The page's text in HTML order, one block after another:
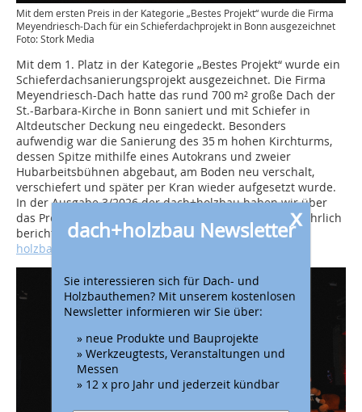
Mit dem ersten Preis in der Kategorie „Bestes Projekt“ wurde die Firma
Meyendriesch-Dach für ein Schieferdachprojekt in Bonn ausgezeichnet
Foto: Stork Media
Mit dem 1. Platz in der Kategorie „Bestes Projekt“ wurde ein
Schieferdachsanierungsprojekt ausgezeichnet. Die Firma
Meyendriesch-Dach hatte das rund 700 m² große Dach der
St.-Barbara-Kirche in Bonn saniert und mit Schiefer in
Altdeutscher Deckung neu eingedeckt. Besonders
aufwendig war die Sanierung des 35 m hohen Kirchturms,
dessen Spitze mithilfe eines Autokrans und zweier
Hubarbeitsbühnen abgebaut, am Boden neu verschalt,
verschiefert und später per Kran wieder aufgesetzt wurde.
In der Ausgabe 3/2026 der dach+holzbau haben wir über
das Projekt und die Firma Meyendriesch bereits ausführlich
berichtet (siehe online unterwww.dach-
holzbau.de/meyendriesch
x
dach+holzbau Newsletter
Sie interessieren sich für Dach- und
Holzbauthemen? Mit unserem kostenlosen
Newsletter informieren wir Sie über:
» neue Produkte und Bauprojekte
» Werkzeugtests, Veranstaltungen und
Messen
» 12 x pro Jahr und jederzeit kündbar